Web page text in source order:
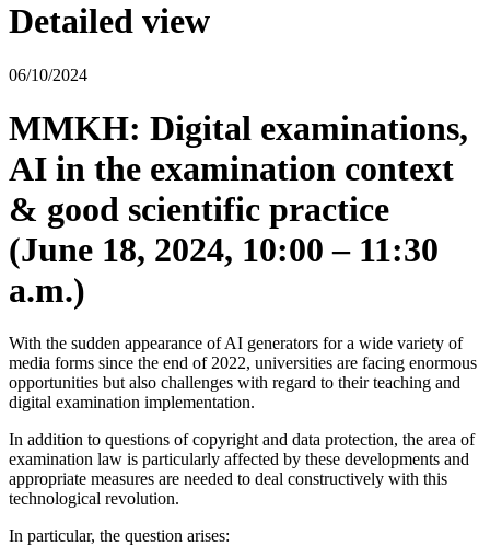
Detailed view
06/10/2024
MMKH: Digital examinations,
AI in the examination context
& good scientific practice
(June 18, 2024, 10:00 – 11:30
a.m.)
With the sudden appearance of AI generators for a wide variety of
media forms since the end of 2022, universities are facing enormous
opportunities but also challenges with regard to their teaching and
digital examination implementation.
In addition to questions of copyright and data protection, the area of
examination law is particularly affected by these developments and
appropriate measures are needed to deal constructively with this
technological revolution.
In particular, the question arises: